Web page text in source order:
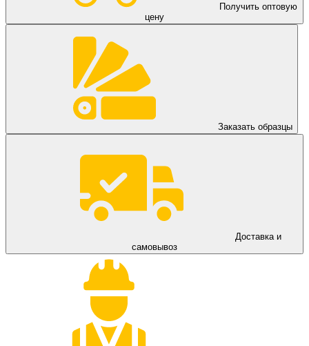
Получить оптовую
цену
Заказать образцы
Доставка и
самовывоз